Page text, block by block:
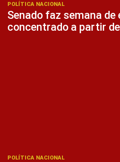
POLÍTICA NACIONAL
Senado faz semana
concentrado a partir
POLÍTICA NACIONAL